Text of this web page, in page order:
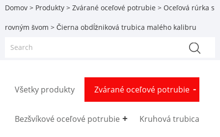
Domov > Produkty > Zvárané oceľové potrubie > Oceľová rúrka s
rovným švom > Čierna obdĺžniková trubica malého kalibru
Všetky produkty Zvárané oceľové potrubie
Bezšvíkové oceľové potrubie Kruhová trubica